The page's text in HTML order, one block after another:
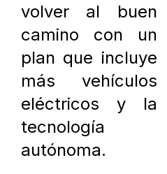
volver al buen
camino con un
plan que incluye
más vehículos
eléctricos y la
tecnología
autónoma.